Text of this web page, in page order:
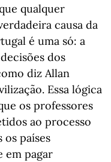
qualquer
causa da
é uma só: a
dos
diz Allan
Essa lógica
os professores
ao processo
os países
em pagar